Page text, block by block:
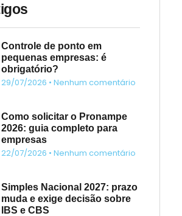
Controle de ponto em
pequenas empresas: é
obrigatório?
29/07/2026 Nenhum comentário
Como solicitar o Pronampe
2026: guia completo para
empresas
22/07/2026 Nenhum comentário
Simples Nacional 2027: prazo
muda e exige decisão sobre
IBS e CBS